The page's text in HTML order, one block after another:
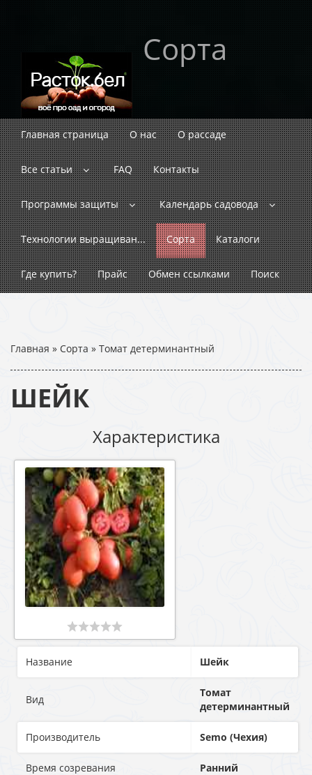
Сорта
Главная страница О нас О рассаде
Все статьи FAQ Контакты
Программы защиты Календарь садовода
Технологии выращиван... Сорта Каталоги
Где купить? Прайс Обмен ссылками Поиск
Главная » Сорта » Томат детерминантный
ШЕЙК
Характеристика
Название Шейк
Вид
Томат
детерминантный
Производитель Semo (Чехия)
Время созревания Ранний